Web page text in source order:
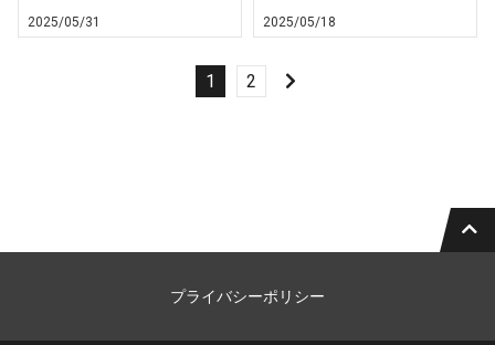
2025/05/31 2025/05/18
1 2
プライバシーポリシー